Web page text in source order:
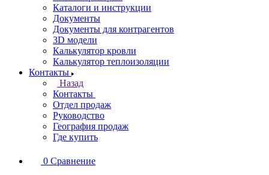
Каталоги и инструкции
Документы
Документы для контрагентов
3D модели
Калькулятор кровли
Калькулятор теплоизоляции
Контакты
Назад
Контакты
Отдел продаж
Руководство
География продаж
Где купить
0 Сравнение